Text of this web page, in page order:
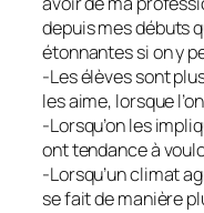
depuis mes débuts
étonnantes si on y
-Les élèves sont
les aime, lorsque
-Lorsqu’on les
ont tendance à
-Lorsqu’un climat
se fait de manière